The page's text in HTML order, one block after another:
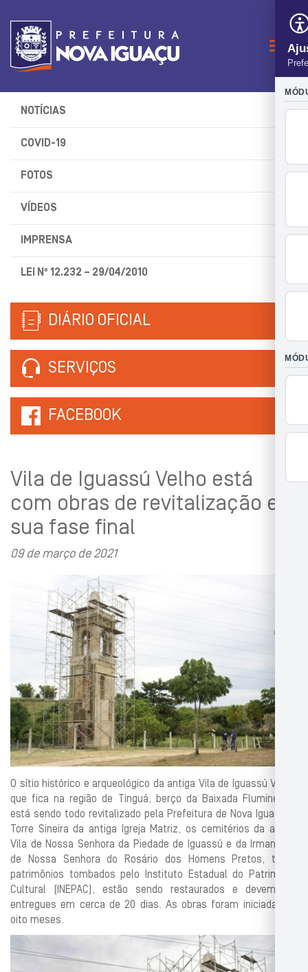
NOTÍCIAS
COVID-19
FOTOS
VÍDEOS
IMPRENSA
LEI Nº 12.232 – 29/04/2010
DIÁRIO OFICIAL
SERVIÇOS
FACEBOOK
Vila de Iguassú Velho está
com obras de revitalização em
sua fase final
09 de março de 2021
O sítio histórico e arqueológico da antiga Vila de Iguassú Velho,
que fica na região de Tinguá, berço da Baixada Fluminense,
está sendo todo revitalizado pela Prefeitura de Nova Iguaçu. A
Torre Sineira da antiga Igreja Matriz, os cemitérios da antiga
Vila de Nossa Senhora da Piedade de Iguassú e da Irmandade
de Nossa Senhora do Rosário dos Homens Pretos, todos
patrimônios tombados pelo Instituto Estadual do Patrimônio
Cultural (INEPAC), estão sendo restaurados e devem ser
entregues em cerca de 20 dias. As obras foram iniciadas há
oito meses.